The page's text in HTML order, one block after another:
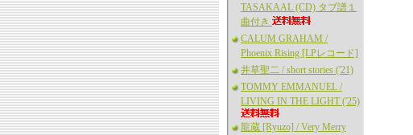
TASAKAAL (CD) タブ譜１
曲付き
CALUM GRAHAM /
Phoenix Rising [LPレコード]
井草聖二 / short stories ('21)
TOMMY EMMANUEL /
LIVING IN THE LIGHT ('25)
龍蔵 [Ryuzo] / Very Merry